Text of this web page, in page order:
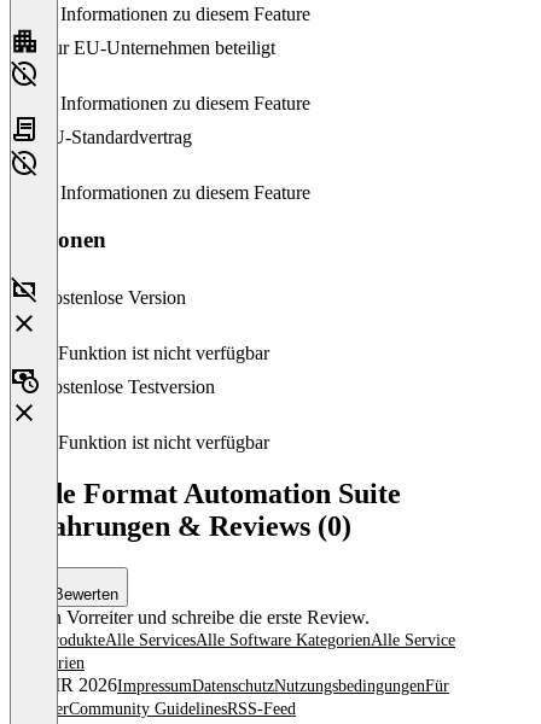
Keine Informationen zu diesem Feature
Nur EU-Unternehmen beteiligt
Keine Informationen zu diesem Feature
EU-Standardvertrag
Keine Informationen zu diesem Feature
Versionen
Kostenlose Version
Diese Funktion ist nicht verfügbar
Kostenlose Testversion
Diese Funktion ist nicht verfügbar
Wide Format Automation Suite
Erfahrungen & Reviews (0)
Bewerten
Sei ein Vorreiter und schreibe die erste Review.
Alle ProdukteAlle ServicesAlle Software KategorienAlle Service
Kategorien
© OMR 2026ImpressumDatenschutzNutzungsbedingungenFür
AnbieterCommunity GuidelinesRSS-Feed